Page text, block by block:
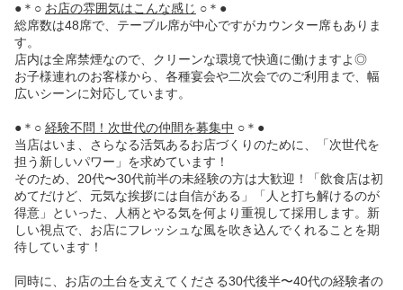
●＊○ お店の雰囲気はこんな感じ ○＊●
総席数は48席で、テーブル席が中心ですがカウンター席もありま
す。
店内は全席禁煙なので、クリーンな環境で快適に働けますよ◎
お子様連れのお客様から、各種宴会や二次会でのご利用まで、幅
広いシーンに対応しています。
●＊○ 経験不問！次世代の仲間を募集中 ○＊●
当店はいま、さらなる活気あるお店づくりのために、「次世代を
担う新しいパワー」を求めています！
そのため、20代〜30代前半の未経験の方は大歓迎！「飲食店は初
めてだけど、元気な挨拶には自信がある」「人と打ち解けるのが
得意」といった、人柄とやる気を何より重視して採用します。新
しい視点で、お店にフレッシュな風を吹き込んでくれることを期
待しています！
同時に、お店の土台を支えてくださる30代後半〜40代の経験者の